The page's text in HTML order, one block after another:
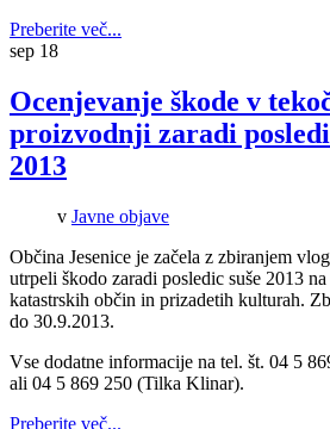
Preberite več...
sep 18
Ocenjevanje škode v
proizvodnji zaradi
2013
v Javne objave
Občina Jesenice je začela z zbiranjem
utrpeli škodo zaradi posledic suše 2013
katastrskih občin in prizadetih kulturah.
do 30.9.2013.
Vse dodatne informacije na tel. št. 04 5
ali 04 5 869 250 (Tilka Klinar).
Preberite več...